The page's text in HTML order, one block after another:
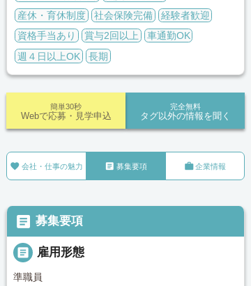
産休・育休制度
社会保険完備
経験者歓迎
資格手当あり
賞与2回以上
車通勤OK
週４日以上OK
長期
完全無料
タグ以外の情報を聞く
簡単30秒
Webで応募・見学申込
 会社・仕事の魅力  募集要項 企業情報
 募集要項
 雇用形態
準職員